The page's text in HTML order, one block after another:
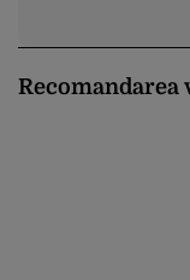
Recomandarea